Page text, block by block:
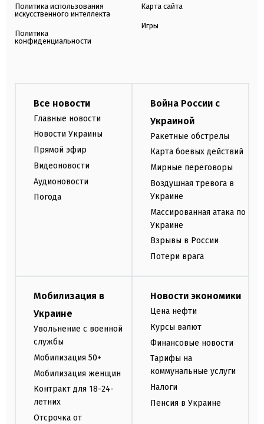
Политика использования
искусственного интеллекта
Политика
конфиденциальности
Карта сайта
Игры
Все новости
Главные новости
Новости Украины
Прямой эфир
Видеоновости
Аудионовости
Погода
Война России с
Украиной
Ракетные обстрелы
Карта боевых действий
Мирные переговоры
Воздушная тревога в
Украине
Массированная атака по
Украине
Взрывы в России
Потери врага
Мобилизация в
Украине
Увольнение с военной
службы
Мобилизация 50+
Мобилизация женщин
Контракт для 18-24-
летних
Отсрочка от
Новости экономики
Цена нефти
Курсы валют
Финансовые новости
Тарифы на
коммунальные услуги
Налоги
Пенсия в Украине